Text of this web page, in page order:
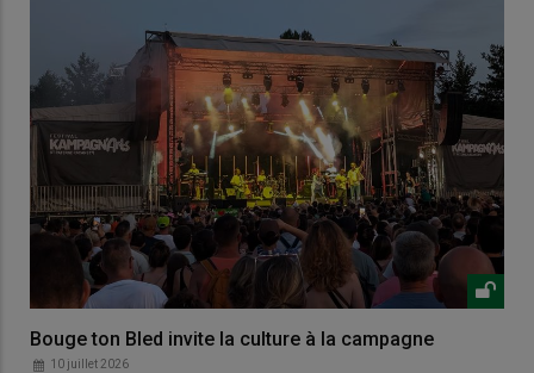
Bouge ton Bled invite la culture à la campagne
10 juillet 2026